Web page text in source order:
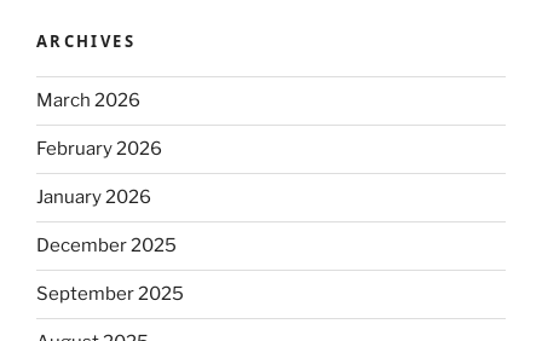
ARCHIVES
March 2026
February 2026
January 2026
December 2025
September 2025